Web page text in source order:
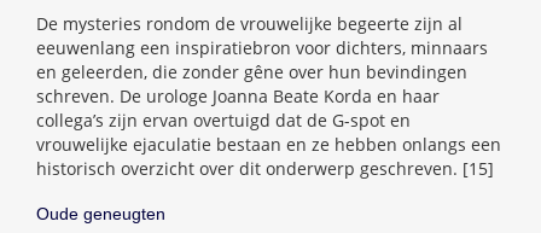
De mysteries rondom de vrouwelijke begeerte zijn al
eeuwenlang een inspiratiebron voor dichters, minnaars
en geleerden, die zonder gêne over hun bevindingen
schreven. De urologe Joanna Beate Korda en haar
collega’s zijn ervan overtuigd dat de G-spot en
vrouwelijke ejaculatie bestaan en ze hebben onlangs een
historisch overzicht over dit onderwerp geschreven. [15]
Oude geneugten